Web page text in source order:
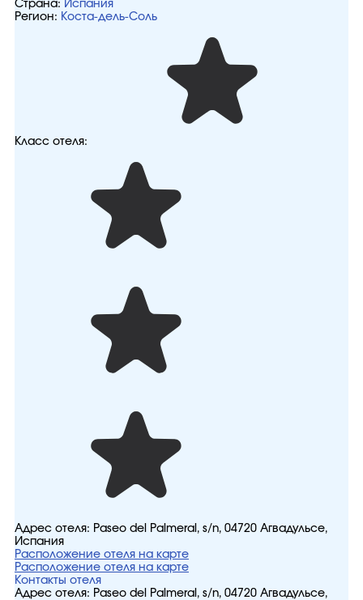
Страна: Испания
Регион: Коста-дель-Соль
Класс отеля:
Адрес отеля: Paseo del Palmeral, s/n, 04720 Агвадульсе,
Испания
Расположение отеля на карте
Расположение отеля на карте
Контакты отеля
Адрес отеля: Paseo del Palmeral, s/n, 04720 Агвадульсе,